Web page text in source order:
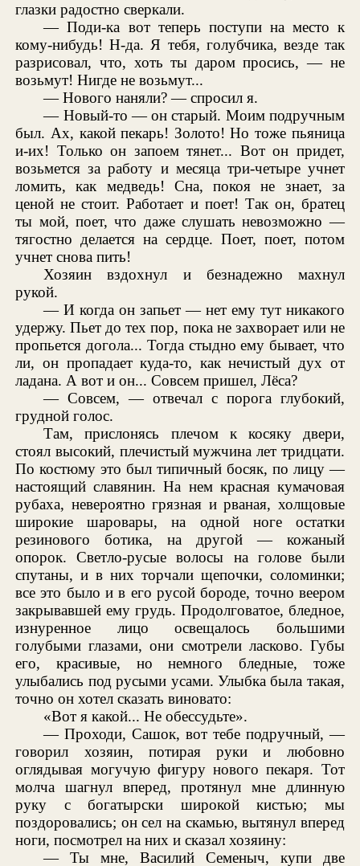
глазки радостно сверкали.
— Поди-ка вот теперь поступи на место к
кому-нибудь! Н-да. Я тебя, голубчика, везде так
разрисовал, что, хоть ты даром просись, — не
возьмут! Нигде не возьмут...
— Нового наняли? — спросил я.
— Новый-то — он старый. Моим подручным
был. Ах, какой пекарь! Золото! Но тоже пьяница
и-их! Только он запоем тянет... Вот он придет,
возьмется за работу и месяца три-четыре учнет
ломить, как медведь! Сна, покоя не знает, за
ценой не стоит. Работает и поет! Так он, братец
ты мой, поет, что даже слушать невозможно —
тягостно делается на сердце. Поет, поет, потом
учнет снова пить!
Хозяин вздохнул и безнадежно махнул
рукой.
— И когда он запьет — нет ему тут никакого
удержу. Пьет до тех пор, пока не захворает или не
пропьется догола... Тогда стыдно ему бывает, что
ли, он пропадает куда-то, как нечистый дух от
ладана. А вот и он... Совсем пришел, Лёса?
— Совсем, — отвечал с порога глубокий,
грудной голос.
Там, прислонясь плечом к косяку двери,
стоял высокий, плечистый мужчина лет тридцати.
По костюму это был типичный босяк, по лицу —
настоящий славянин. На нем красная кумачовая
рубаха, невероятно грязная и рваная, холщовые
широкие шаровары, на одной ноге остатки
резинового ботика, на другой — кожаный
опорок. Светло-русые волосы на голове были
спутаны, и в них торчали щепочки, соломинки;
все это было и в его русой бороде, точно веером
закрывавшей ему грудь. Продолговатое, бледное,
изнуренное лицо освещалось большими
голубыми глазами, они смотрели ласково. Губы
его, красивые, но немного бледные, тоже
улыбались под русыми усами. Улыбка была такая,
точно он хотел сказать виновато:
«Вот я какой... Не обессудьте».
— Проходи, Сашок, вот тебе подручный, —
говорил хозяин, потирая руки и любовно
оглядывая могучую фигуру нового пекаря. Тот
молча шагнул вперед, протянул мне длинную
руку с богатырски широкой кистью; мы
поздоровались; он сел на скамью, вытянул вперед
ноги, посмотрел на них и сказал хозяину:
— Ты мне, Василий Семеныч, купи две